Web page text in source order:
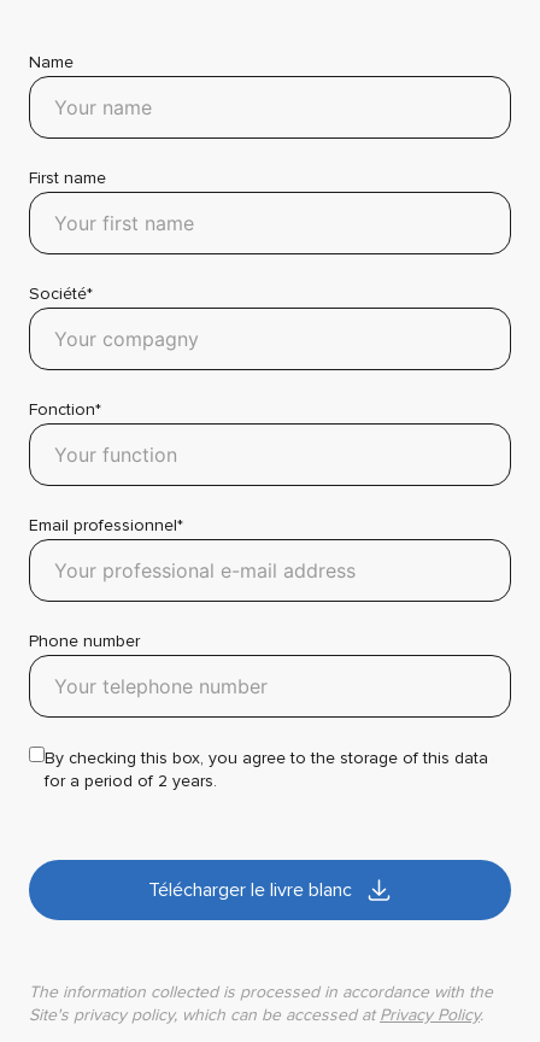
Name
First name
Société*
Fonction*
Email professionnel*
Phone number
By checking this box, you agree to the storage of this data
for a period of 2 years.
Télécharger le livre blanc
The information collected is processed in accordance with the
Site's privacy policy, which can be accessed at Privacy Policy.